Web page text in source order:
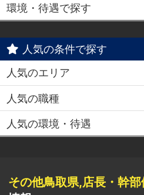
環境・待遇で探す
人気の条件で探す
人気のエリア
人気の職種
人気の環境・待遇
その他鳥取県,店長・幹